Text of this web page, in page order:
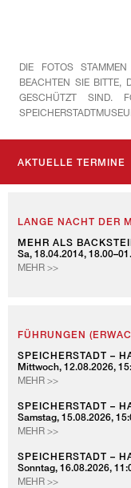
DIE FOTOS
BEACHTEN SIE BITTE,
GESCHÜTZT SIND.
AKTUELLE TERMINE
LANGE NACHT DER
MEHR ALS
Sa, 18.04.2014,
MEHR >>
FÜHRUNGEN
SPEICHERSTADT –
Mittwoch, 12.08.2026,
MEHR >>SPEICHERSTADT
HAMBURGS
UNESCO-
WELTERBE
SPEICHERSTADT –
Samstag, 15.08.2026,
MEHR >>SPEICHERSTADT
HAMBURGS
UNESCO-
WELTERBE
SPEICHERSTADT –
Sonntag, 16.08.2026,
MEHR >>SPEICHERSTADT